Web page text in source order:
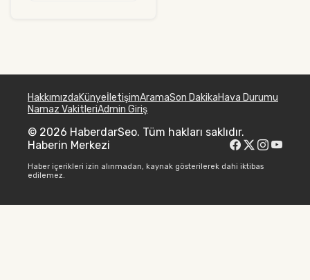
HakkımızdaKünyeİletişimAramaSon DakikaHava Durumu
Namaz VakitleriAdmin Giriş
© 2026 HaberdarSeo. Tüm hakları saklıdır.
Haberin Merkezi
Haber içerikleri izin alınmadan, kaynak gösterilerek dahi iktibas
edilemez.